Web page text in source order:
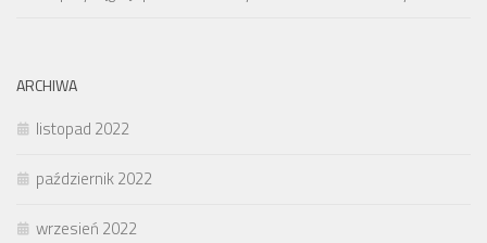
ARCHIWA
listopad 2022
październik 2022
wrzesień 2022